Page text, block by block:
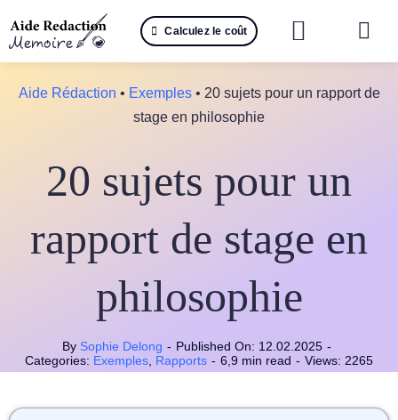
au
contenu
Calculez le coût
📝
Aide Rédaction • Exemples• 20 sujets pour un rapport de
stage en philosophie
20 sujets pour un
rapport de stage en
philosophie
By Sophie Delong - Published On: 12.02.2025 -
Categories: Exemples Rapports - 6,9 min read - Views: 2265